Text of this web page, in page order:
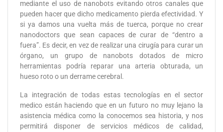
mediante el uso de nanobots evitando otros canales que
pueden hacer que dicho medicamento pierda efectividad. Y
si ya damos una vuelta más de tuerca, porque no crear
nanodoctors que sean capaces de curar de “dentro a
fuera”. Es decir, en vez de realizar una cirugía para curar un
órgano, un grupo de nanobots dotados de micro
herramientas podría reparar una arteria obturada, un
hueso roto o un derrame cerebral.
La integración de todas estas tecnologías en el sector
medico están haciendo que en un futuro no muy lejano la
asistencia médica como la conocemos sea historia, y nos
permitirá disponer de servicios médicos de calidad,